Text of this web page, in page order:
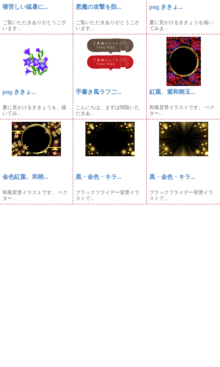
寝苦しい猛暑に...
ご覧いただきありがとうござ
います...
悪魔の攻撃を防...
ご覧いただきありがとうござ
います...
png ききょ...
夏に見かけるききょうを描い
てみま...
png ききょ...
夏に見かけるききょうを、描
いてみ...
手書き風ラフご...
こんにちは。まずは閲覧いた
だきあ...
紅葉、紫和柄玉...
和風背景イラストです。 ベク
ター...
金色紅葉、和柄...
和風背景イラストです。 ベク
ター...
黒・金色・キラ...
ブラックフライデー背景イラ
ストで...
黒・金色・キラ...
ブラックフライデー背景イラ
ストで...